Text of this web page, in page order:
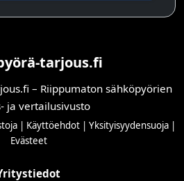
tarjous.fi
– Riippumaton sähköpyörien
ja vertailusivusto
| Käyttöehdot| Yksityisyydensuoja|
Evästeet